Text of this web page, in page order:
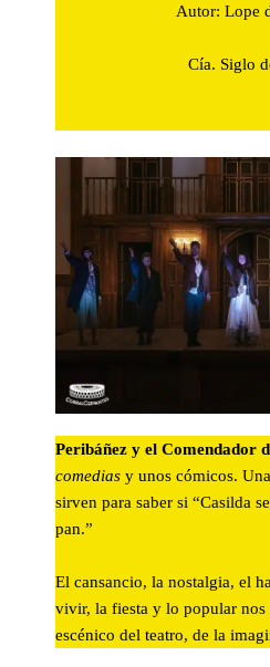
Autor: Lope
Cía. Siglo
Peribáñez y el Comendador
comedias y unos cómicos.
sirven para saber si “Casilda
pan.”
El cansancio, la nostalgia, el
vivir, la fiesta y lo popular nos
escénico del teatro, de la